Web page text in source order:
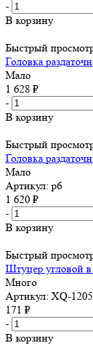
-
В корзину
Быстрый
Головка
Мало
1 628 ₽
-
В корзину
Быстрый
Головка
Мало
Артикул: р6
1 620 ₽
-
В корзину
Быстрый
Штуцер угловой в
Много
Артикул: XQ-1205
171 ₽
-
В корзину